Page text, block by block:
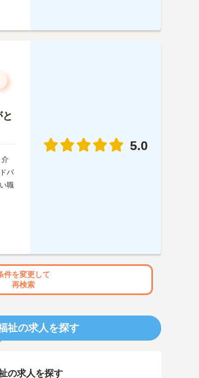
バ
職
5.0
件を変更して
再検索
祉の求人を探す
の求人を探す